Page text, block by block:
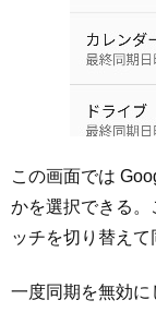
この画面では
かを選択できる。
ッチを切り替えて
一度同期を無効に